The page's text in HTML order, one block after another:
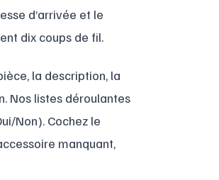
d’arrivée et le
dix coups de fil.
la description, la
Nos listes déroulantes
Non). Cochez le
manquant,